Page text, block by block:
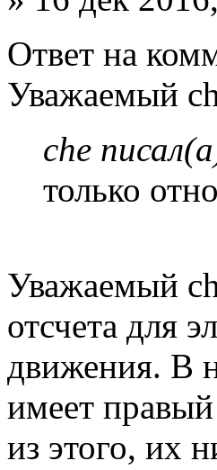
Ответ на
Уважаемый
che
только
Уважаемый
отсчета для
движения. В
имеет
из этого, их